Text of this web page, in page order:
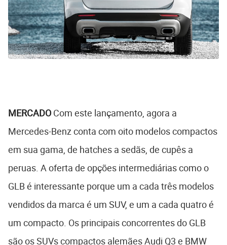
MERCADO Com este lançamento, agora a
Mercedes-Benz conta com oito modelos compactos
em sua gama, de hatches a sedãs, de cupês a
peruas. A oferta de opções intermediárias como o
GLB é interessante porque um a cada três modelos
vendidos da marca é um SUV, e um a cada quatro é
um compacto. Os principais concorrentes do GLB
são os SUVs compactos alemães Audi Q3 e BMW